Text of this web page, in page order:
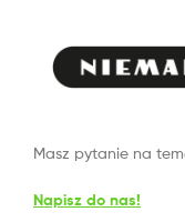
Masz pytanie na
Napisz do nas!